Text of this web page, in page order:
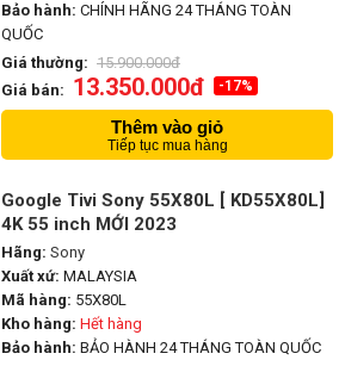
Bảo hành: CHÍNH HÃNG 24 THÁNG TOÀN
QUỐC
Giá thường: 15.900.000đ
Giá bán: 13.350.000đ -17%
Thêm vào giỏ
Tiếp tục mua hàng
Google Tivi Sony 55X80L [ KD55X80L]
4K 55 inch MỚI 2023
Hãng: Sony
Xuất xứ: MALAYSIA
Mã hàng: 55X80L
Kho hàng: Hết hàng
Bảo hành: BẢO HÀNH 24 THÁNG TOÀN QUỐC